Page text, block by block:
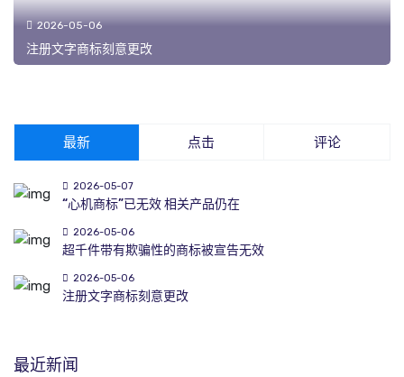
2026-05-06
注册文字商标刻意更改
最新 点击 评论
2026-05-07
“心机商标”已无效 相关产品仍在
2026-05-06
超千件带有欺骗性的商标被宣告无效
2026-05-06
注册文字商标刻意更改
最近新闻